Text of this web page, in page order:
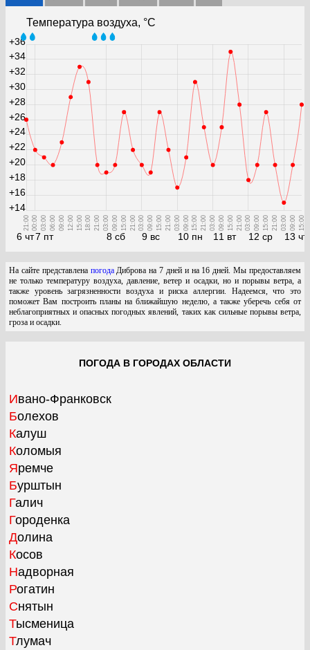
Температура воздуха, °С
6 чт
21:00
7 пт
00:00 03:00 06:00 09:00 12:00 15:00 18:00 21:00
8 сб
03:00 09:00 15:00 21:00
9 вс
03:00 09:00 15:00 21:00
10 пн
03:00 09:00 15:00 21:00
11 вт
03:00 09:00 15:00 21:00
12 ср
03:00 09:00 15:00 21:00
13 чт
03:00 09:00 15:00
+14
+16
+18
+20
+22
+24
+26
+28
+30
+32
+34
+36
На сайте представлена погодаДиброва на 7 дней и на 16 дней. Мы предоставляем
не только температуру воздуха, давление, ветер и осадки, но и порывы ветра, а
также уровень загрязненности воздуха и риска аллергии. Надеемся, что это
поможет Вам построить планы на ближайшую неделю, а также уберечь себя от
неблагоприятных и опасных погодных явлений, таких как сильные порывы ветра,
гроза и осадки.
ПОГОДА В ГОРОДАХ ОБЛАСТИ
Ивано-Франковск
Болехов
Калуш
Коломыя
Яремче
Бурштын
Галич
Городенка
Долина
Косов
Надворная
Рогатин
Снятын
Тысменица
Тлумач